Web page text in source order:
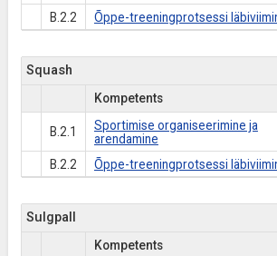
B.2.2 Õppe-treeningprotsessi
Squash
Kompetents
B.2.1
Sportimise organiseerimine ja
arendamine
B.2.2 Õppe-treeningprotsessi
Sulgpall
Kompetents